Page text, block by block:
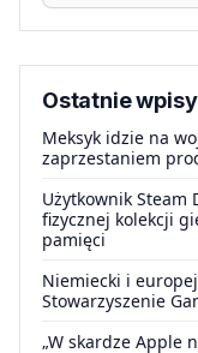
Ostatnie wpisy
Meksyk idzie na
zaprzestaniem
Użytkownik Steam
fizycznej kolekcji
pamięci
Niemiecki i
Stowarzyszenie
„W skardze Apple